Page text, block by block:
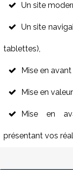
Un site
Un site
tablettes),
Mise en
Mise en
Mise en
présentant vos